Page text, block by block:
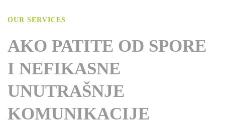
OUR SERVICES
AKO PATITE OD SPORE
I NEFIKASNE
UNUTRAŠNJE
KOMUNIKACIJE